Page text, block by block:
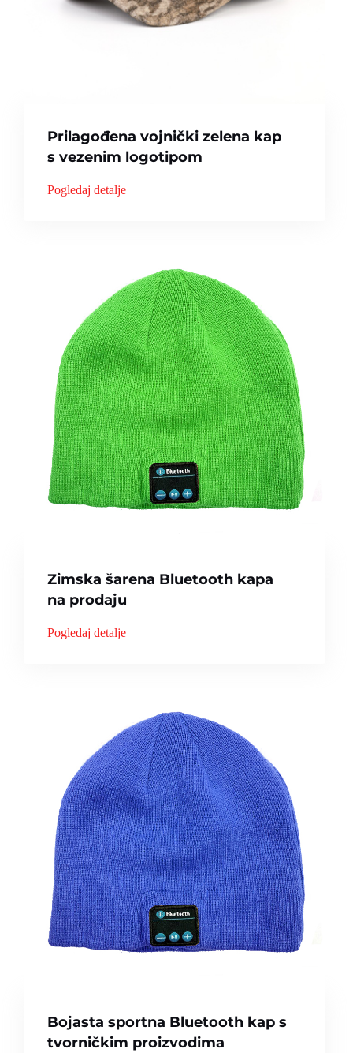
Prilagođena vojnički zelena kap
s vezenim logotipom
Pogledaj detalje
Zimska šarena Bluetooth kapa
na prodaju
Pogledaj detalje
Bojasta sportna Bluetooth kap s
tvorničkim proizvodima